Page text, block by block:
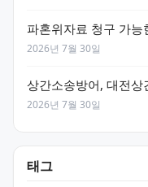
파혼위자료 청구 가
2026년 7월 30일
상간소송방어, 대전
2026년 7월 30일
태그